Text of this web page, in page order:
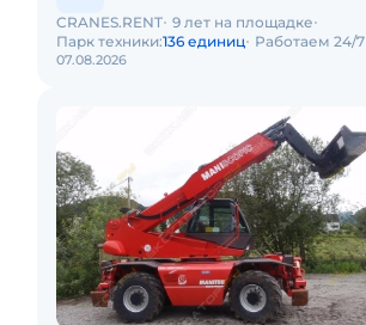
07.08.2026
CRANES.RENT 9 лет на площадке
Парк техники:136 единиц Работаем 24/7